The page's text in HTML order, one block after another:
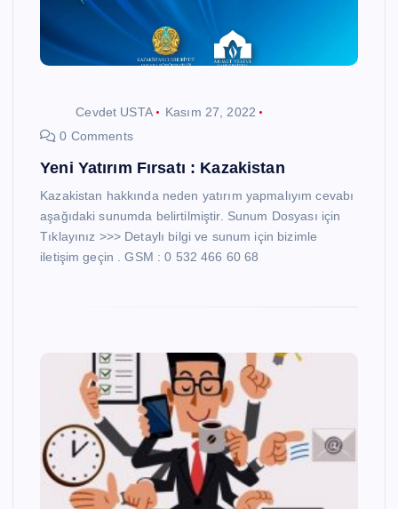
Cevdet USTA
Kasım 27, 2022
0 Comments
Yeni Yatırım Fırsatı : Kazakistan
Kazakistan hakkında neden yatırım yapmalıyım cevabı
aşağıdaki sunumda belirtilmiştir. Sunum Dosyası için
Tıklayınız >>> Detaylı bilgi ve sunum için bizimle
iletişim geçin . GSM : 0 532 466 60 68